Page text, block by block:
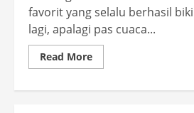
favorit yang selalu berhasil
lagi, apalagi pas cuaca...
Read MoreRead
more